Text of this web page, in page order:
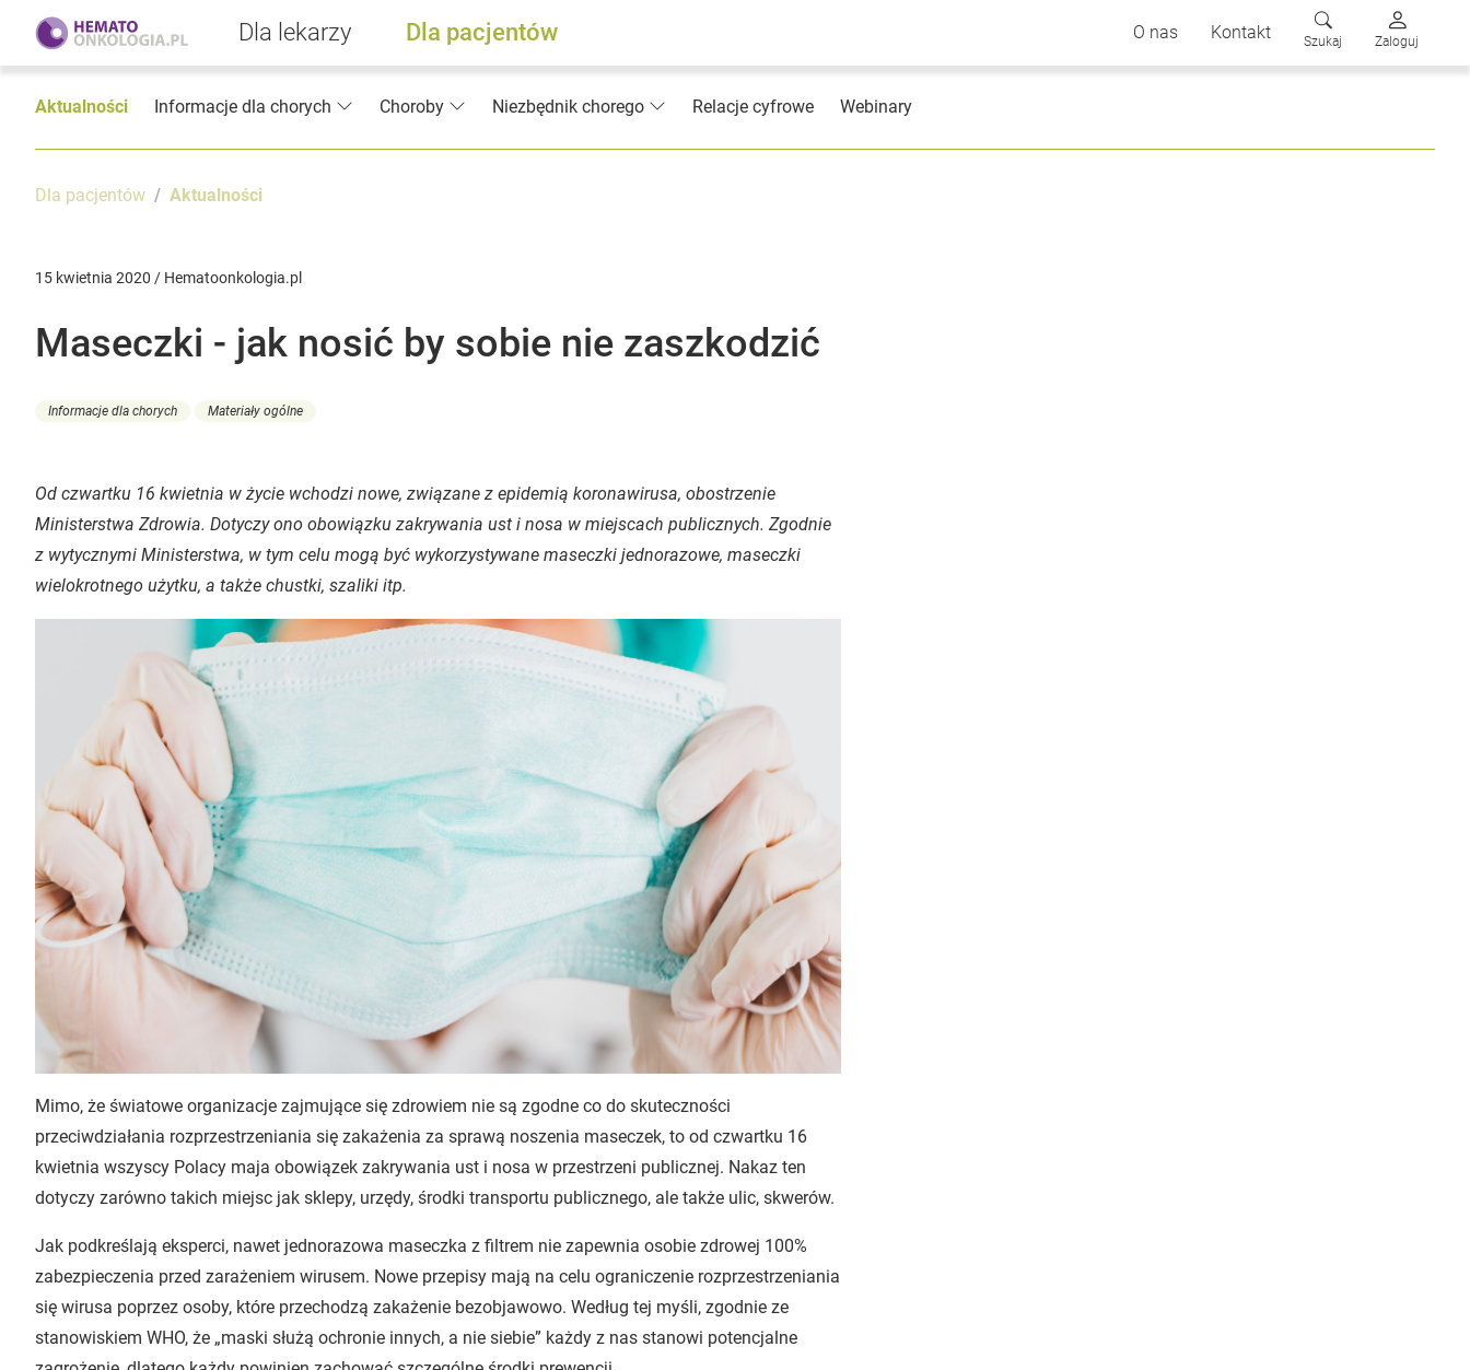
Dla lekarzy Dla pacjentów O nas Kontakt Szukaj Zaloguj
Aktualności Informacje dla chorych Choroby Niezbędnik chorego Relacje cyfrowe Webinary
Dla pacjentów Aktualności
15 kwietnia 2020 / Hematoonkologia.pl
Maseczki - jak nosić by sobie nie zaszkodzić
Informacje dla chorych Materiały ogólne
Od czwartku 16 kwietnia w życie wchodzi nowe, związane z epidemią koronawirusa, obostrzenie
Ministerstwa Zdrowia. Dotyczy ono obowiązku zakrywania ust i nosa w miejscach publicznych. Zgodnie
z wytycznymi Ministerstwa, w tym celu mogą być wykorzystywane maseczki jednorazowe, maseczki
wielokrotnego użytku, a także chustki, szaliki itp.
Mimo, że światowe organizacje zajmujące się zdrowiem nie są zgodne co do skuteczności
przeciwdziałania rozprzestrzeniania się zakażenia za sprawą noszenia maseczek, to od czwartku 16
kwietnia wszyscy Polacy maja obowiązek zakrywania ust i nosa w przestrzeni publicznej. Nakaz ten
dotyczy zarówno takich miejsc jak sklepy, urzędy, środki transportu publicznego, ale także ulic, skwerów.
Jak podkreślają eksperci, nawet jednorazowa maseczka z filtrem nie zapewnia osobie zdrowej 100%
zabezpieczenia przed zarażeniem wirusem. Nowe przepisy mają na celu ograniczenie rozprzestrzeniania
się wirusa poprzez osoby, które przechodzą zakażenie bezobjawowo. Według tej myśli, zgodnie ze
stanowiskiem WHO, że „maski służą ochronie innych, a nie siebie” każdy z nas stanowi potencjalne